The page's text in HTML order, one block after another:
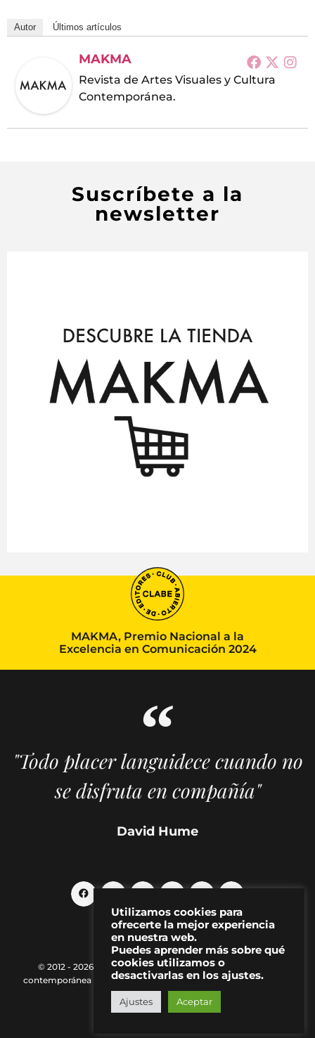
Autor Últimos artículos
MAKMA
Revista de Artes Visuales y Cultura
Contemporánea.
Suscríbete a la
newsletter
MAKMA, Premio Nacional a la
Excelencia en Comunicación 2024
"Todo placer languidece cuando no
se disfruta en compañía"
David Hume
© 2012 - 2026 MAKMA | Revista de artes visuales y cultura
contemporánea |
Política de Privacidad| Aviso Legal|Contacto
Utilizamos cookies para
ofrecerte la mejor experiencia
en nuestra web.
Puedes aprender más sobre qué
cookies utilizamos o
desactivarlas en los ajustes.
Ajustes Aceptar